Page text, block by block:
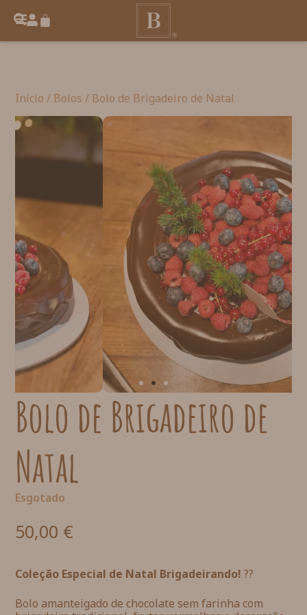
Início / Bolos / Bolo de Brigadeiro de Natal
Bolo de Brigadeiro de
Natal
50,00 €
Coleção Especial de Natal Brigadeirando! ??
Bolo amanteigado de chocolate sem farinha com
Esgotado